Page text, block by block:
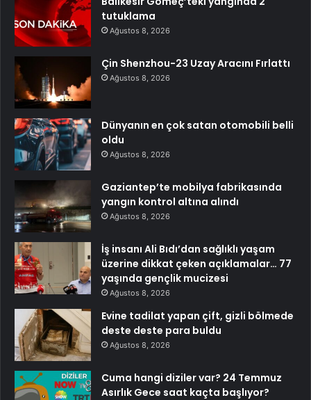
tutuklama
Ağustos 8, 2026
Çin Shenzhou-23 Uzay Aracını Fırlattı
Ağustos 8, 2026
Dünyanın en çok satan otomobili belli
oldu
Ağustos 8, 2026
Gaziantep’te mobilya fabrikasında
yangın kontrol altına alındı
Ağustos 8, 2026
İş insanı Ali Bıdı’dan sağlıklı yaşam
üzerine dikkat çeken açıklamalar… 77
yaşında gençlik mucizesi
Ağustos 8, 2026
Evine tadilat yapan çift, gizli bölmede
deste deste para buldu
Ağustos 8, 2026
Cuma hangi diziler var? 24 Temmuz
Asırlık Gece saat kaçta başlıyor?